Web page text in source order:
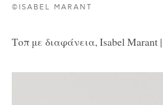
©ISABEL MARANT
Τοπ με διαφάνεια, Isabel Marant |